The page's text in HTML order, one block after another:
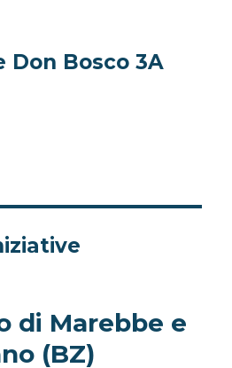
Don Bosco 3A
di Marebbe e
(BZ)